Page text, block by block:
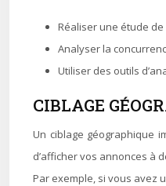
Réaliser une étude
Analyser la
Utiliser des outils
CIBLAGE
Un ciblage géographique
d’afficher vos annonces à
Par exemple, si vous avez